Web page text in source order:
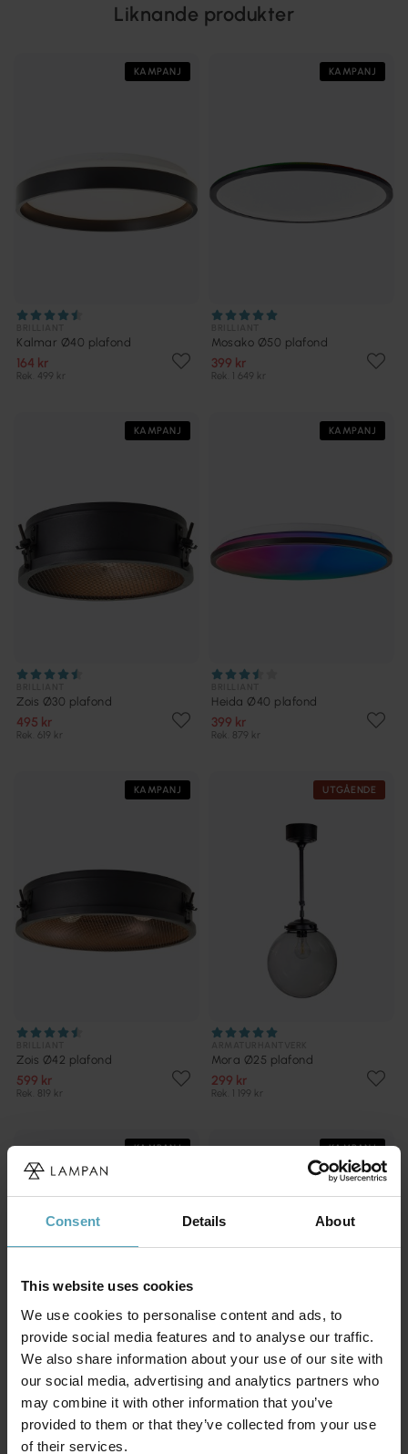
Consent Details About
This website uses cookies
We use cookies to personalise content and ads, to
provide social media features and to analyse our traffic.
We also share information about your use of our site with
our social media, advertising and analytics partners who
may combine it with other information that you’ve
provided to them or that they’ve collected from your use
of their services.
Liknande produkter
KAMPANJ
Kalmar Ø40 plafond
164 kr
Rek. 499 kr
KAMPANJ
Mosako Ø50 plafond
399 kr
Rek. 1 649 kr
KAMPANJ
Zois Ø30 plafond
495 kr
Rek. 619 kr
KAMPANJ
Heida Ø40 plafond
399 kr
Rek. 879 kr
KAMPANJ
Zois Ø42 plafond
599 kr
Rek. 819 kr
UTGÅENDE
Mora Ø25 plafond
299 kr
Rek. 1 199 kr
KAMPANJ
LUCIDE
Corina Ø40 plafond
895 kr
KAMPANJ
LUCIDE
Sharan Ø38 plafond